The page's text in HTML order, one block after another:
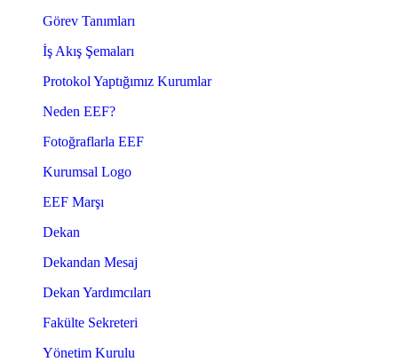
Görev Tanımları
İş Akış Şemaları
Protokol Yaptığımız Kurumlar
Neden EEF?
Fotoğraflarla EEF
Kurumsal Logo
EEF Marşı
Dekan
Dekandan Mesaj
Dekan Yardımcıları
Fakülte Sekreteri
Yönetim Kurulu